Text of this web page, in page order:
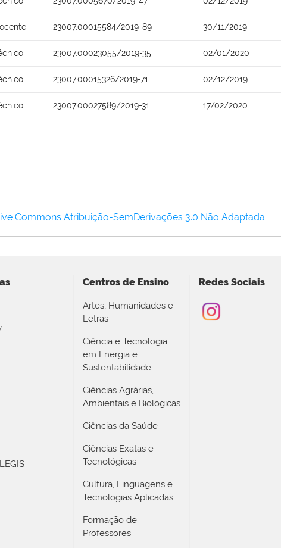
23007.00015584/2019-89 30/11/2019
23007.00023055/2019-35 02/01/2020
23007.00015326/2019-71 02/12/2019
23007.00027589/2019-31 17/02/2020
Commons Atribuição-SemDerivações 3.0 Não Adaptada.
Centros de Ensino
Artes, Humanidades e
Letras
Ciência e Tecnologia
em Energia e
Sustentabilidade
Ciências Agrárias,
Ambientais e Biológicas
Ciências da Saúde
Ciências Exatas e
Tecnológicas
Cultura, Linguagens e
Tecnologias Aplicadas
Formação de
Professores
Redes Sociais